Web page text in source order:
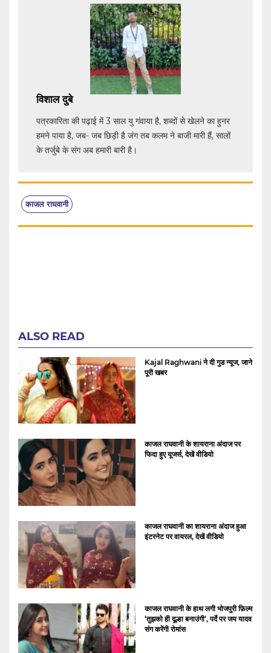
विशाल दुबे
पत्रकारिता की पढ़ाई में 3 साल यु गंवाया है, शब्दों से खेलने का हुनर
हमने पाया है, जब- जब छिड़ी है जंग तब कलम ने बाजी मारी हैं, सालों
के तर्जुबे के संग अब हमारी बारी है।
काजल राघवानी
ALSO READ
Kajal Raghwani ने दी गुड न्यूज, जाने
पूरी खबर
काजल राघवानी के शायराना अंदाज पर
फिदा हुए यूजर्स, देखें वीडियो
काजल राघवानी का शायराना अंदाज हुआ
इंटरनेट पर वायरल, देखें वीडियो
काजल राघवानी के हाथ लगी भोजपुरी फ़िल्म
‘तुझको ही दूल्हा बनाउंगी‘, पर्दे पर जय यादव
संग करेंगी रोमांस